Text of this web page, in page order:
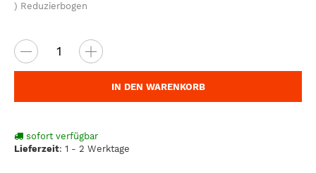
) Reduzierbogen
IN DEN WARENKORB
sofort verfügbar
Lieferzeit: 1 - 2 Werktage